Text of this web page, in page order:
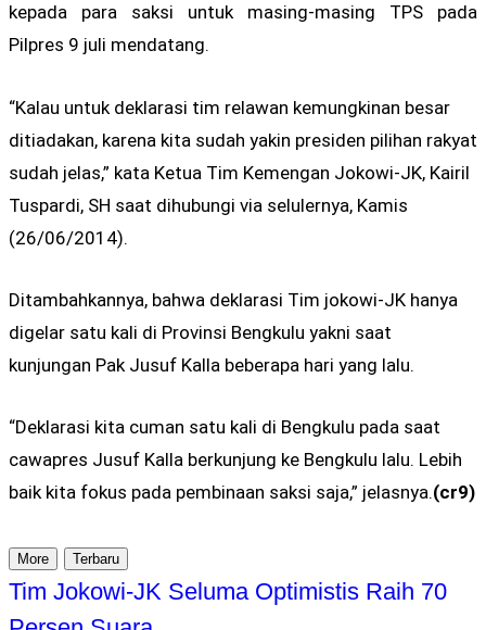
kepada para saksi untuk masing-masing TPS pada
Pilpres 9 juli mendatang.
“Kalau untuk deklarasi tim relawan kemungkinan besar
ditiadakan, karena kita sudah yakin presiden pilihan rakyat
sudah jelas,” kata Ketua Tim Kemengan Jokowi-JK, Kairil
Tuspardi, SH saat dihubungi via selulernya, Kamis
(26/06/2014).
Ditambahkannya, bahwa deklarasi Tim jokowi-JK hanya
digelar satu kali di Provinsi Bengkulu yakni saat
kunjungan Pak Jusuf Kalla beberapa hari yang lalu.
“Deklarasi kita cuman satu kali di Bengkulu pada saat
cawapres Jusuf Kalla berkunjung ke Bengkulu lalu. Lebih
baik kita fokus pada pembinaan saksi saja,” jelasnya.(cr9)
More Terbaru
Tim Jokowi-JK Seluma Optimistis Raih 70